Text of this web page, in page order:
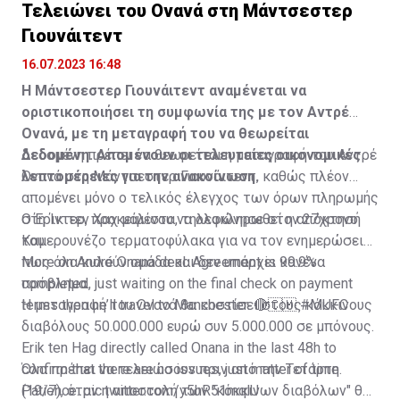
Τελειώνει του Ονανά στη Μάντσεστερ
Γιουνάιτεντ
16.07.2023 16:48
Η Μάντσεστερ Γιουνάιτεντ αναμένεται να
οριστικοποιήσει τη συμφωνία της με τον Αντρέ
Ονανά, με τη μεταγραφή του να θεωρείται
δεδομένη. Απομένουν οι τελευταίες οικονομικές
λεπτομέρειες για την ανακοίνωση.
Δεδομένη πρέπει να θεωρείται η μεταγραφή του Αντρέ
Ονανά στη Μάντσεστερ Γιουνάιτεντ, καθώς πλέον
απομένει μόνο ο τελικός έλεγχος των όρων πληρωμής
στη Ίντερ, προκειμένου να ολοκληρωθεί η απόκτησή
του.
Ο Έρικ τεν Χαχ μάλιστα, τηλεφώνησε στον 27χρονο
Καμερουνέζο τερματοφύλακα για να τον ενημερώσει
πως όλα κυλούν ομάδα και δεν υπάρχει κανένα
πρόβλημα.
More on André Onana deal. Agreement is 99.9%
completed, just waiting on the final check on payment
terms then he’ll travel to Manchester. 🔴🇨🇲#MUFC
Erik ten Hag directly called Onana in the last 48h to
confirm that there are no issues, just matter of time.
Patience.pic.twitter.com/y5hR51mqlU
Η μεταγραφή του Ονανά θα κοστίσει στους κόκκινους
διαβόλους 50.000.000 ευρώ συν 5.000.000 σε μπόνους.
Όλα πρέπει να τελειώσουν πριν από την Τετάρτη
(19/7), όταν η αποστολή των "κόκκινων διαβόλων" θα